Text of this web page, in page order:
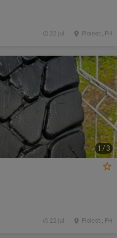
Ploiesti, PH
22 jul.
1 /3
Ploiesti, PH
22 jul.